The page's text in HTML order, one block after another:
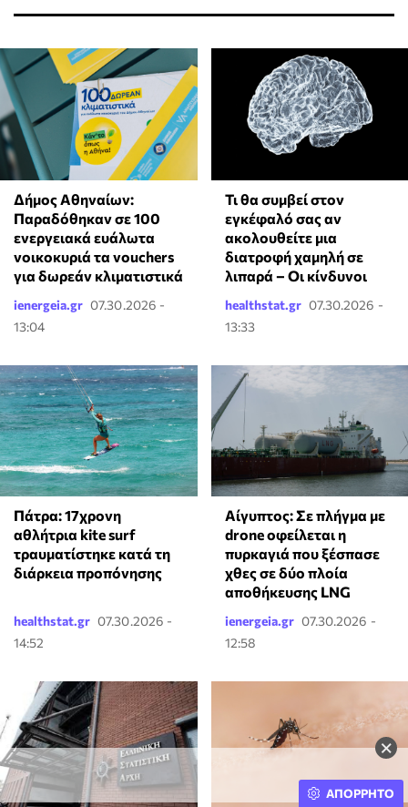
×
Δήμος Αθηναίων:
Παραδόθηκαν σε 100
ενεργειακά ευάλωτα
νοικοκυριά τα vouchers
για δωρεάν κλιματιστικά
ienergeia.gr 07.30.2026 -
13:04
Τι θα συμβεί στον
εγκέφαλό σας αν
ακολουθείτε μια
διατροφή χαμηλή σε
λιπαρά – Οι κίνδυνοι
healthstat.gr 07.30.2026 -
13:33
Πάτρα: 17χρονη
αθλήτρια kite surf
τραυματίστηκε κατά τη
διάρκεια προπόνησης
healthstat.gr 07.30.2026 -
14:52
Αίγυπτος: Σε πλήγμα με
drone οφείλεται η
πυρκαγιά που ξέσπασε
χθες σε δύο πλοία
αποθήκευσης LNG
ienergeia.gr 07.30.2026 -
12:58
ΑΠΟΡΡΗΤΟ